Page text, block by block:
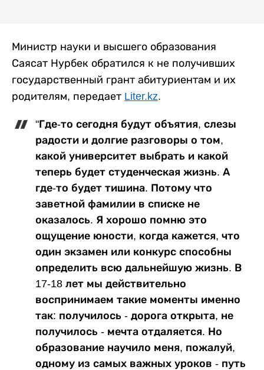
Министр науки и высшего образования
Саясат Нурбек обратился к не получивших
государственный грант абитуриентам и их
родителям, передает Liter.kz.
"Где-то сегодня будут объятия, слезы
радости и долгие разговоры о том,
какой университет выбрать и какой
теперь будет студенческая жизнь. А
где-то будет тишина. Потому что
заветной фамилии в списке не
оказалось. Я хорошо помню это
ощущение юности, когда кажется, что
один экзамен или конкурс способны
определить всю дальнейшую жизнь. В
17-18 лет мы действительно
воспринимаем такие моменты именно
так: получилось - дорога открыта, не
получилось - мечта отдаляется. Но
образование научило меня, пожалуй,
одному из самых важных уроков - путь